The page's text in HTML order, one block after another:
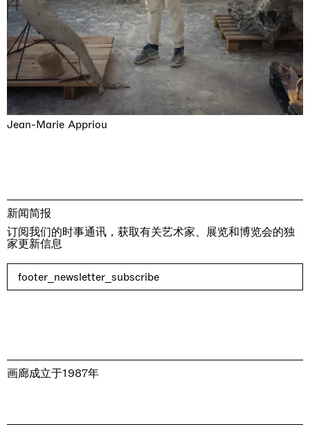
Jean-Marie Appriou
新闻简报
订阅我们的时事通讯，获取有关艺术家、展览和博览会的独
家更新信息
footer_newsletter_subscribe
画廊成立于1987年